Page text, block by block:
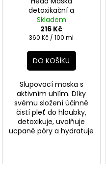
detoxikační a
hloubkově čistící 60ml
Skladem
216 Kč
Měrná
360 Kč / 100 ml
DO KOŠÍKU
Slupovací maska s
aktivním uhlím. Díky
svému složení účinně
čistí pleť do hloubky,
detoxikuje, uvolňuje
ucpané póry a hydratuje